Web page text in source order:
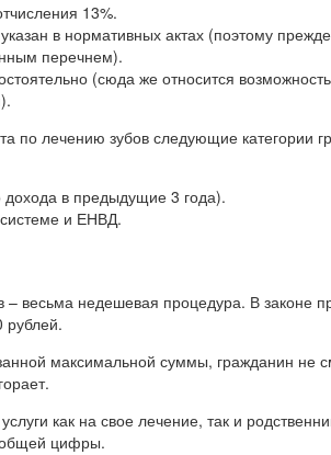
13%.
в нормативных актах (поэтому
перечнем).
(сюда же относится
по лечению зубов следующие категории
в предыдущие 3 года).
и ЕНВД.
– весьма недешевая процедура. В законе
рублей.
максимальной суммы, гражданин не
как на свое лечение, так и
общей цифры.